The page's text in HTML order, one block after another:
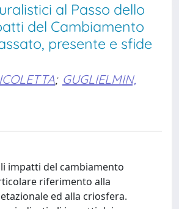
al Passo dello
del Cambiamento
presente e sfide
; GUGLIELMIN,
impatti del cambiamento
riferimento alla
ed alla criosfera.